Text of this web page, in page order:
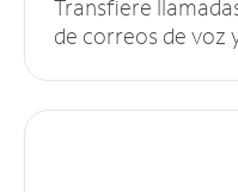
Transfiere
de correos de voz